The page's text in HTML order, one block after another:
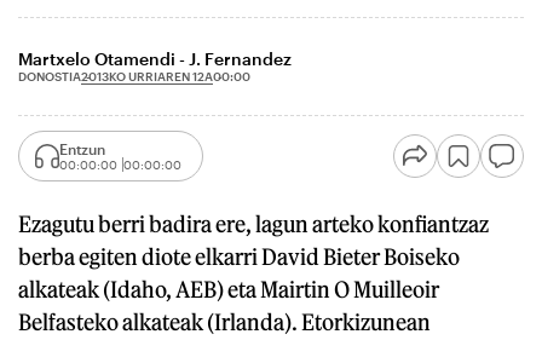
Martxelo Otamendi - J. Fernandez
DONOSTIA2013KO URRIAREN 12A00:00
Entzun
00:00:00 00:00:00
Ezagutu berri badira ere, lagun arteko konfiantzaz
berba egiten diote elkarri David Bieter Boiseko
alkateak (Idaho, AEB) eta Mairtin O Muilleoir
Belfasteko alkateak (Irlanda). Etorkizunean